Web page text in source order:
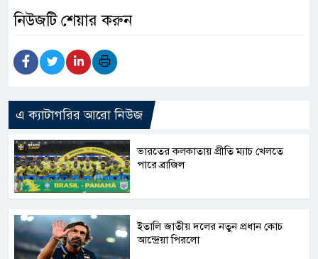
নিউজটি শেয়ার করুন
এ ক্যাটাগরির আরো নিউজ
ভারতের কলকাতায় প্রীতি ম্যাচ খেলতে
পারে ব্রাজিল
ইতালি জাতীয় দলের নতুন প্রধান কোচ
আন্দ্রেয়া পিরলো